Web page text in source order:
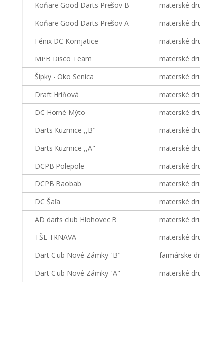
Koňare Good Darts Prešov B
materské družstvo
Koňare Good Darts Prešov A
materské družstvo
Fénix DC Komjatice
materské družstvo
MPB Disco Team
materské družstvo
Šípky - Oko Senica
materské družstvo
Draft Hriňová
materské družstvo
DC Horné Mýto
materské družstvo
Darts Kuzmice ,,B"
materské družstvo
Darts Kuzmice ,,A"
materské družstvo
DCPB Polepole
materské družstvo
DCPB Baobab
materské družstvo
DC Šaľa
materské družstvo
AD darts club Hlohovec B
materské družstvo
TŠL TRNAVA
materské družstvo
Dart Club Nové Zámky "B"
farmárske družstvo
Dart Club Nové Zámky "A"
materské družstvo